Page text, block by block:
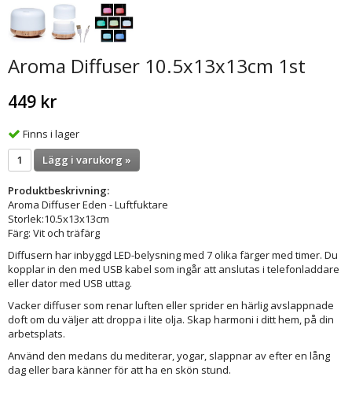
Aroma Diffuser 10.5x13x13cm 1st
449 kr
Finns i lager
Lägg i varukorg »
Produktbeskrivning:
Aroma Diffuser Eden - Luftfuktare
Storlek:10.5x13x13cm
Färg: Vit och träfärg
Diffusern har inbyggd LED-belysning med 7 olika färger med timer. Du
kopplar in den med USB kabel som ingår att anslutas i telefonladdare
eller dator med USB uttag.
Vacker diffuser som renar luften eller sprider en härlig avslappnade
doft om du väljer att droppa i lite olja. Skap harmoni i ditt hem, på din
arbetsplats.
Använd den medans du mediterar, yogar, slappnar av efter en lång
dag eller bara känner för att ha en skön stund.